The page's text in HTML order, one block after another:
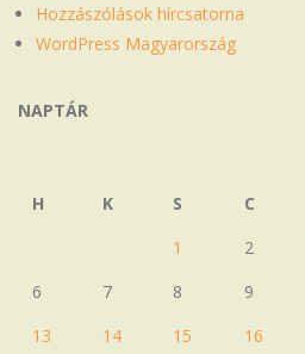
Hozzászólások hírcsatorna
WordPress Magyarország
NAPTÁR
H
K S C
1
2
6
7 8 9
13
14 15 16